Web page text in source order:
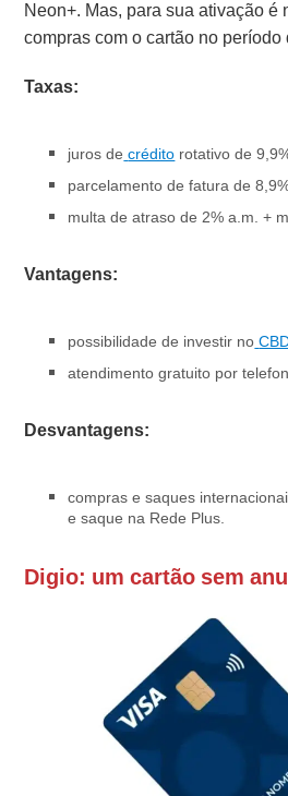
Neon+. Mas, para sua ativação é
compras com o cartão no período
Taxas:
juros de crédito rotativo de
parcelamento de fatura de
multa de atraso de 2% a.m. +
Vantagens:
possibilidade de investir no
atendimento gratuito por
Desvantagens:
compras e saques
e saque na Rede Plus.
Digio: um cartão sem